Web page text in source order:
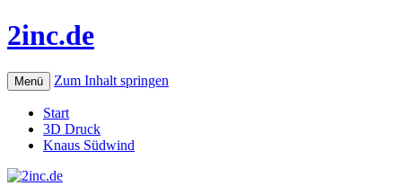
2inc.de
Menü Zum Inhalt springen
Start
3D Druck
Knaus Südwind